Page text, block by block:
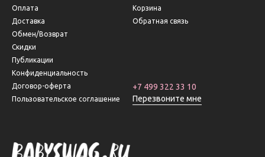
Оплата
Доставка
Обмен/Возврат
Скидки
Публикации
Конфиденциальность
Договор-оферта
Пользовательское соглашение
Корзина
Обратная связь
+7 499 322 33 10
Перезвоните мне